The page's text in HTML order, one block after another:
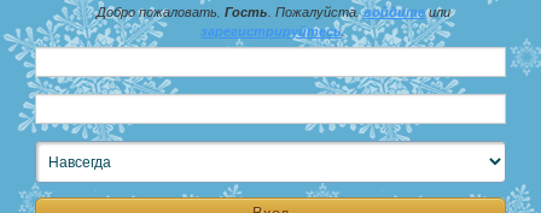
Добро пожаловать, Гость . Пожалуйста,войдитеили
зарегистрируйтесь.